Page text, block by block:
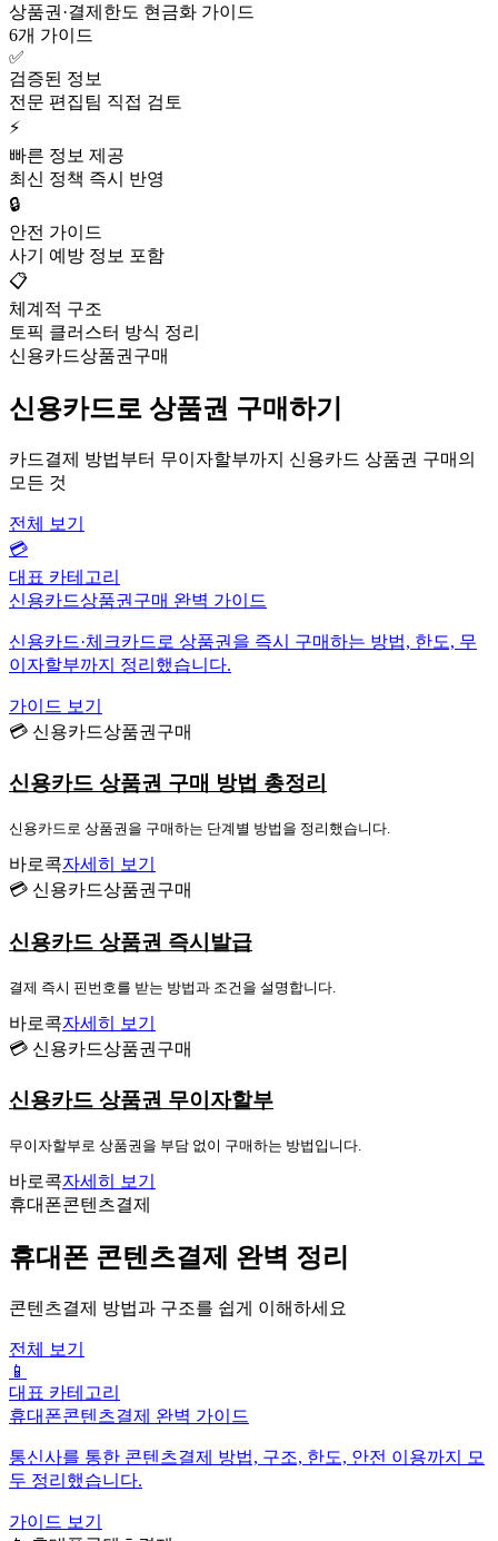
상품권·결제한도 현금화 가이드
6개 가이드
✅
검증된 정보
전문 편집팀 직접 검토
⚡
빠른 정보 제공
최신 정책 즉시 반영
🔒
안전 가이드
사기 예방 정보 포함
📋
체계적 구조
토픽 클러스터 방식 정리
신용카드상품권구매
신용카드로 상품권 구매하기
카드결제 방법부터 무이자할부까지 신용카드 상품권 구매의
모든 것
전체 보기
💳
대표 카테고리
신용카드상품권구매 완벽 가이드
신용카드·체크카드로 상품권을 즉시 구매하는 방법, 한도, 무
이자할부까지 정리했습니다.
가이드 보기
💳 신용카드상품권구매
신용카드 상품권 구매 방법 총정리
신용카드로 상품권을 구매하는 단계별 방법을 정리했습니다.
바로콕자세히 보기
💳 신용카드상품권구매
신용카드 상품권 즉시발급
결제 즉시 핀번호를 받는 방법과 조건을 설명합니다.
바로콕자세히 보기
💳 신용카드상품권구매
신용카드 상품권 무이자할부
무이자할부로 상품권을 부담 없이 구매하는 방법입니다.
바로콕자세히 보기
휴대폰콘텐츠결제
휴대폰 콘텐츠결제 완벽 정리
콘텐츠결제 방법과 구조를 쉽게 이해하세요
전체 보기
📱
대표 카테고리
휴대폰콘텐츠결제 완벽 가이드
통신사를 통한 콘텐츠결제 방법, 구조, 한도, 안전 이용까지 모
두 정리했습니다.
가이드 보기